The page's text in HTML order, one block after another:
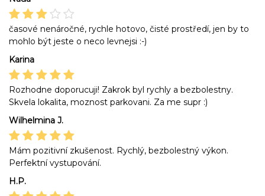
časové nenáročné, rychle hotovo, čisté prostředí, jen by to
mohlo být jeste o neco levnejsi :-)
Karina
Rozhodne doporucuji! Zakrok byl rychly a bezbolestny.
Skvela lokalita, moznost parkovani. Za me supr :)
Wilhelmina J.
Mám pozitivní zkušenost. Rychlý, bezbolestný výkon.
Perfektní vystupování.
H.P.